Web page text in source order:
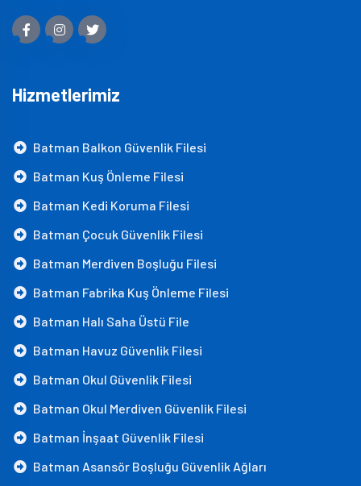
Hizmetlerimiz
Batman Balkon Güvenlik Filesi
Batman Kuş Önleme Filesi
Batman Kedi Koruma Filesi
Batman Çocuk Güvenlik Filesi
Batman Merdiven Boşluğu Filesi
Batman Fabrika Kuş Önleme Filesi
Batman Halı Saha Üstü File
Batman Havuz Güvenlik Filesi
Batman Okul Güvenlik Filesi
Batman Okul Merdiven Güvenlik Filesi
Batman İnşaat Güvenlik Filesi
Batman Asansör Boşluğu Güvenlik Ağları